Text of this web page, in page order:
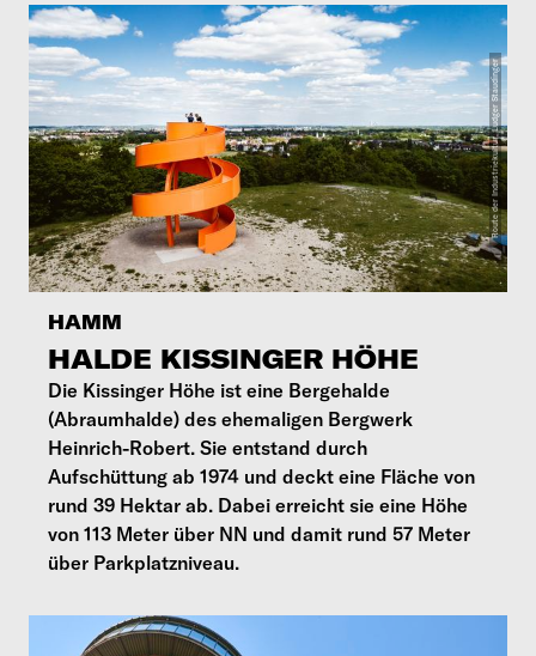
HAMM
HALDE KISSINGER HÖHE
Die Kissinger Höhe ist eine Bergehalde
(Abraumhalde) des ehemaligen Bergwerk
Heinrich-Robert. Sie entstand durch
Aufschüttung ab 1974 und deckt eine Fläche von
rund 39 Hektar ab. Dabei erreicht sie eine Höhe
von 113 Meter über NN und damit rund 57 Meter
über Parkplatzniveau.